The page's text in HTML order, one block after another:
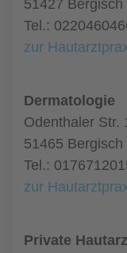
51427 Bergisch
Tel.:
zur
Dermatologie
Odenthaler Str.
51465 Bergisch
Tel.:
zur
Private